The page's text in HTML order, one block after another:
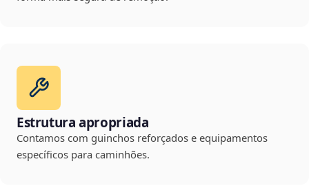
Estrutura apropriada
Contamos com guinchos reforçados e equipamentos
específicos para caminhões.